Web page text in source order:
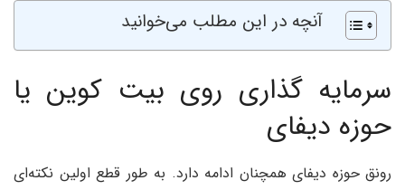
آنچه در این مطلب می‌خوانید
سرمایه گذاری روی بیت کوین یا
حوزه دیفای
رونق حوزه دیفای همچنان ادامه دارد. به طور قطع اولین نکته‌ای